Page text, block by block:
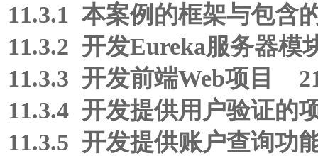
11.3.1 本案例的框架与包含
11.3.2 开发Eureka服务器
11.3.3 开发前端Web项目
11.3.4 开发提供用户验证的
11.3.5 开发提供账户查询